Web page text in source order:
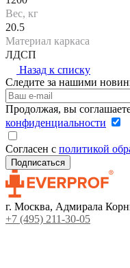
Вес, кг
20.5
Материал каркаса
ЛДСП
Назад к списку
Следите за нашими
Продолжая, вы
конфиденциальности
Согласен с политикой
г. Москва, Адмирала
+7 (495) 211-30-05